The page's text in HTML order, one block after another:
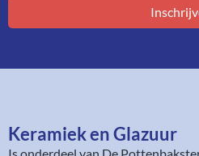
Keramiek en Glazuur​